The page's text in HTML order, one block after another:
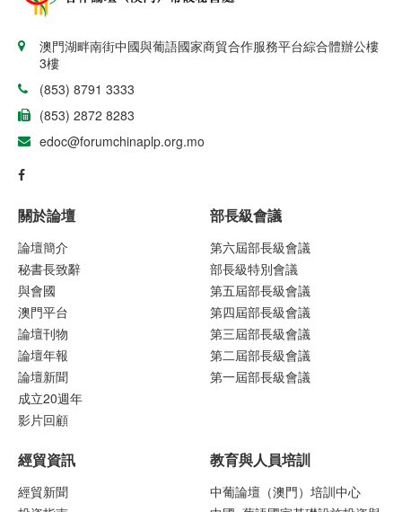
澳門湖畔南街中國與葡語國家商貿合作服務平台綜合體辦公樓
3樓
(853) 8791 3333
(853) 2872 8283
edoc@forumchinaplp.org.mo
關於論壇
論壇簡介
秘書長致辭
與會國
澳門平台
論壇刊物
論壇年報
論壇新聞
成立20週年
影片回顧
部長級會議
第六屆部長級會議
部長級特別會議
第五屆部長級會議
第四屆部長級會議
第三屆部長級會議
第二屆部長級會議
第一屆部長級會議
經貿資訊
經貿新聞
教育與人員培訓
中葡論壇（澳門）培訓中心